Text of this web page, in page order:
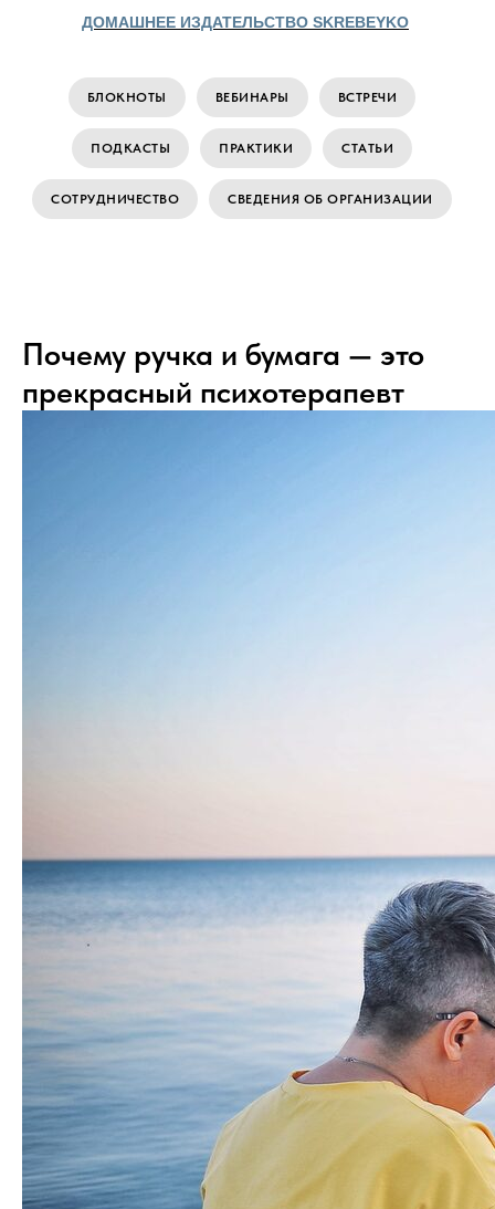
ДОМАШНЕЕ ИЗДАТЕЛЬСТВО SKREBEYKO
БЛОКНОТЫ ВЕБИНАРЫ ВСТРЕЧИ
ПОДКАСТЫ ПРАКТИКИ СТАТЬИ
СОТРУДНИЧЕСТВО СВЕДЕНИЯ ОБ ОРГАНИЗАЦИИ
Почему ручка и бумага — это
прекрасный психотерапевт